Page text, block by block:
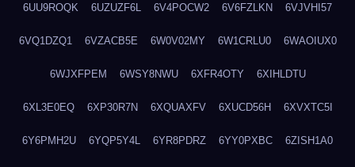
6UU9ROQK 6UZUZF6L 6V4POCW2 6V6FZLKN 6VJVHI57
6VQ1DZQ1 6VZACB5E 6W0V02MY 6W1CRLU0 6WAOIUX0
6WJXFPEM 6WSY8NWU 6XFR4OTY 6XIHLDTU
6XL3E0EQ 6XP30R7N 6XQUAXFV 6XUCD56H 6XVXTC5I
6Y6PMH2U 6YQP5Y4L 6YR8PDRZ 6YY0PXBC 6ZISH1A0